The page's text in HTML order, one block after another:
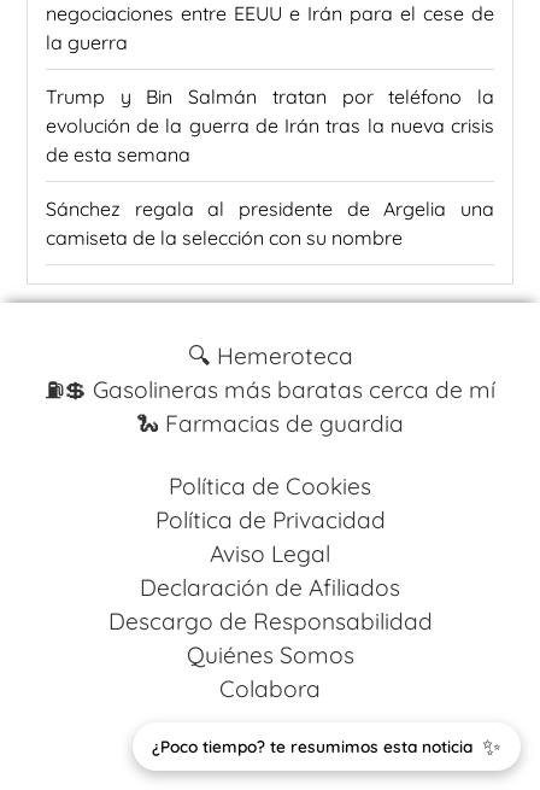
¿Poco tiempo? te resumimos esta noticia ✨
negociaciones entre EEUU e Irán para el cese de
la guerra
Trump y Bin Salmán tratan por teléfono la
evolución de la guerra de Irán tras la nueva crisis
de esta semana
Sánchez regala al presidente de Argelia una
camiseta de la selección con su nombre
🔍 Hemeroteca
⛽️💲 Gasolineras más baratas cerca de mí
🐍 Farmacias de guardia
Política de Cookies
Política de Privacidad
Aviso Legal
Declaración de Afiliados
Descargo de Responsabilidad
Quiénes Somos
Colabora
Design byCodestack Solutions